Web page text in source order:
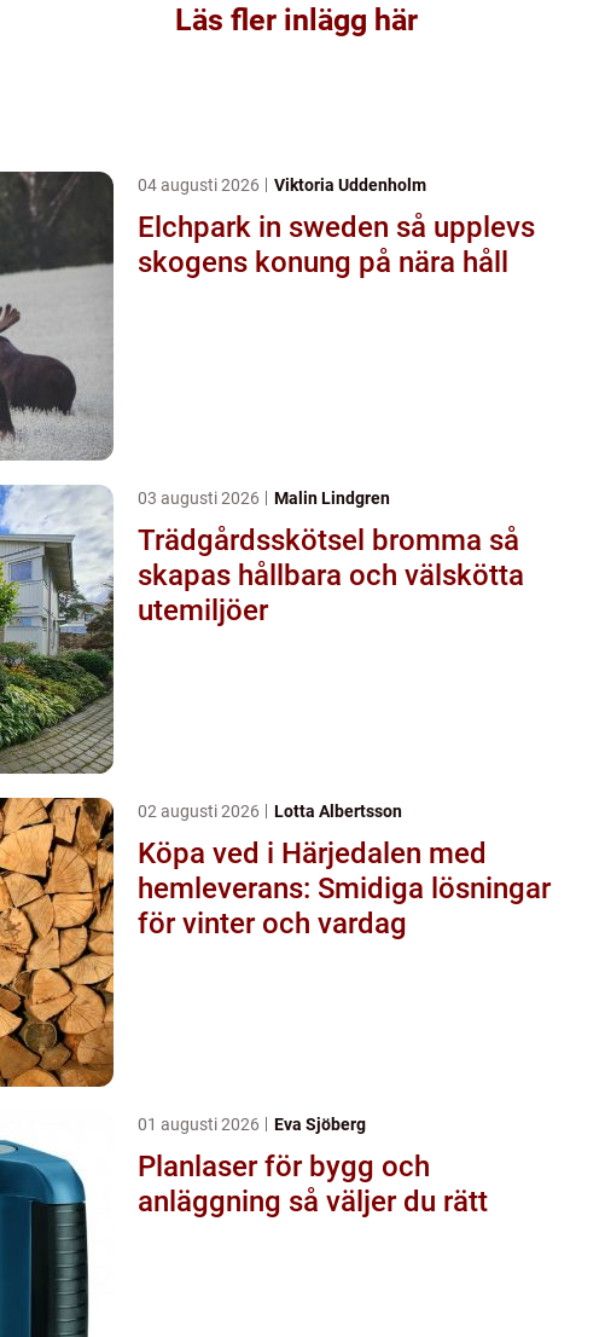
Läs fler inlägg här
04 augusti 2026 Viktoria Uddenholm
Elchpark in sweden så upplevs
skogens konung på nära håll
03 augusti 2026 Malin Lindgren
Trädgårdsskötsel bromma så
skapas hållbara och välskötta
utemiljöer
02 augusti 2026 Lotta Albertsson
Köpa ved i Härjedalen med
hemleverans: Smidiga lösningar
för vinter och vardag
01 augusti 2026 Eva Sjöberg
Planlaser för bygg och
anläggning så väljer du rätt